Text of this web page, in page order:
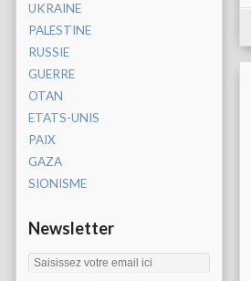
UKRAINE
PALESTINE
RUSSIE
GUERRE
OTAN
ETATS-UNIS
PAIX
GAZA
SIONISME
Newsletter